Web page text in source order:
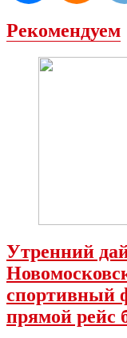
Рекомендуем
Утренний
спортивный
прямой рейс